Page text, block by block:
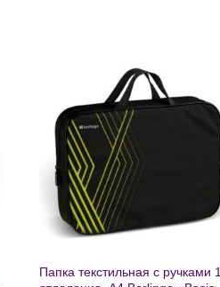
Добавить
Папка текстильная с ручками 1